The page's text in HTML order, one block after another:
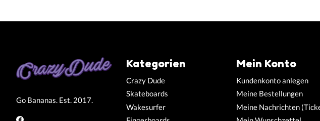
Go Bananas. Est. 2017.
Kategorien
Crazy Dude
Skateboards
Wakesurfer
Mein Konto
Kundenkonto anlegen
Meine Bestellungen
Meine Nachrichten